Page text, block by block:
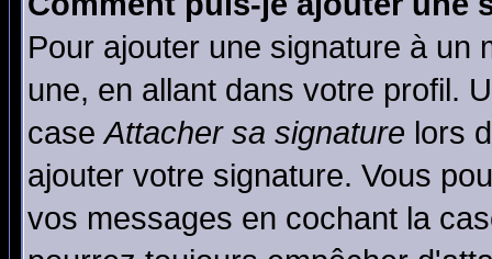
Pour ajouter une signature à un
une, en allant dans votre profil.
caseAttacher sa signature lors
ajouter votre signature. Vous
vos messages en cochant la